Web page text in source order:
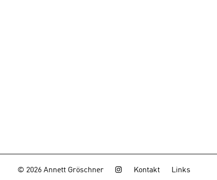
© 2026 Annett Gröschner Kontakt Links